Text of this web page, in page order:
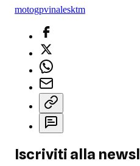
motogpvinalesktm
Iscriviti alla